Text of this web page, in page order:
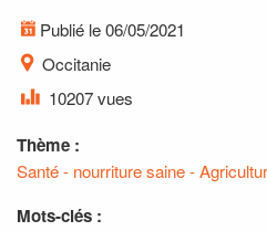
Publié le 06/05/2021
Occitanie
10207 vues
Thème :
Santé - nourriture saine -
Mots-clés :